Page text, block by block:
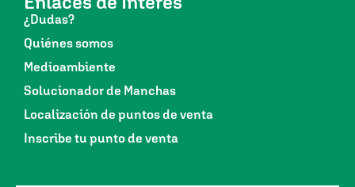
¿Dudas?
Quiénes somos
Medioambiente
Solucionador de Manchas
Localización de puntos de venta
Inscribe tu punto de venta